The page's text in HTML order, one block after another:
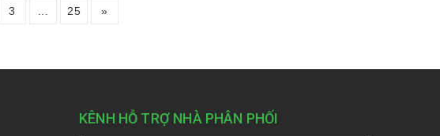
3 25 »
KÊNH HỖ TRỢ NHÀ PHÂN PHỐI